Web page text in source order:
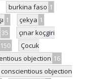
burkina faso 1
1 çekya 1
35
çınar koçgiri
150
Çocuk
objection 16
conscientious objection